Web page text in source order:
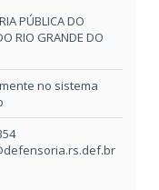
PÚBLICA DO
RIO GRANDE DO
no sistema